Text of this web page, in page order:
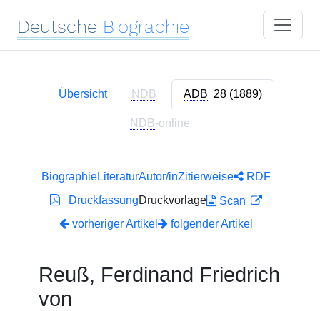
Deutsche Biographie
Übersicht NDB ADB 28 (1889)
NDB-online
BiographieLiteraturAutor/inZitierweise
RDF
DruckfassungDruckvorlage
Scan
vorheriger Artikel
folgender Artikel
Reuß, Ferdinand Friedrich
von